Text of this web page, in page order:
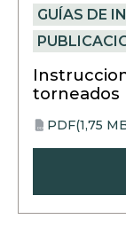
GUÍAS DE
torneados
PDF PDF(1,75
opens
in